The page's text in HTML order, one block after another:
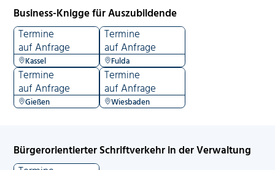
Business-Knigge für Auszubildende
Termine
auf Anfrage
Kassel
Termine
auf Anfrage
Fulda
Termine
auf Anfrage
Gießen
Termine
auf Anfrage
Wiesbaden
Bürgerorientierter Schriftverkehr in der Verwaltung